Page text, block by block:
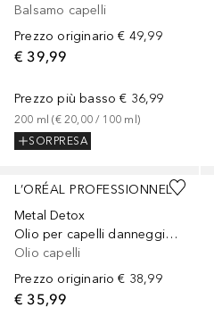
Balsamo capelli
Prezzo originario € 49,99
€ 39,99
Prezzo più basso € 36,99
200 ml (€ 20,00 / 100 ml)
SORPRESA
L’ORÉAL PROFESSIONNEL
Metal Detox
Olio per capelli danneggiati termoprotettore e ravviva colore
Olio capelli
Prezzo originario € 38,99
€ 35,99